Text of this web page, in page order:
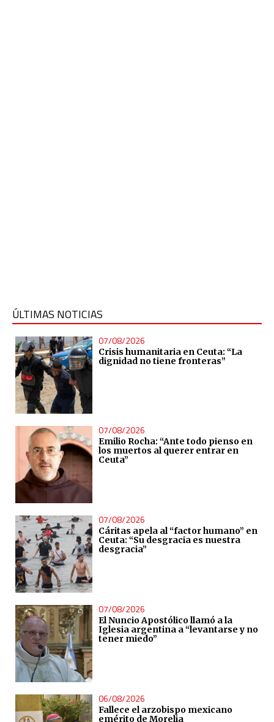
ÚLTIMAS NOTICIAS
07/08/2026
Crisis humanitaria en Ceuta: “La
dignidad no tiene fronteras”
07/08/2026
Emilio Rocha: “Ante todo pienso en
los muertos al querer entrar en
Ceuta”
07/08/2026
Cáritas apela al “factor humano” en
Ceuta: “Su desgracia es nuestra
desgracia”
07/08/2026
El Nuncio Apostólico llamó a la
Iglesia argentina a “levantarse y no
tener miedo”
06/08/2026
Fallece el arzobispo mexicano
emérito de Morelia